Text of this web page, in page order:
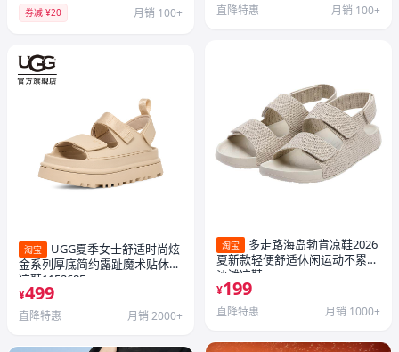
券减 ¥20 月销 100+
淘宝
UGG夏季女士舒适时尚炫
金系列厚底简约露趾魔术贴休闲
凉鞋1152685
¥499
直降特惠 月销 2000+
直降特惠 月销 100+
淘宝
多走路海岛勃肯凉鞋2026
夏新款轻便舒适休闲运动不累脚
沙滩凉鞋
¥199
直降特惠 月销 1000+